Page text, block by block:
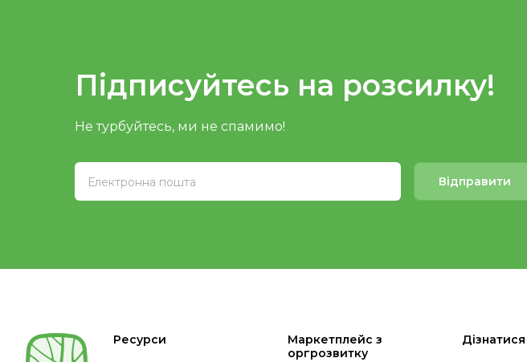
Підписуйтесь на розсилку!
Не турбуйтесь, ми не спамимо!
Відправити
Ресурси
Маркетплейс з
оргрозвитку
Дізнатися